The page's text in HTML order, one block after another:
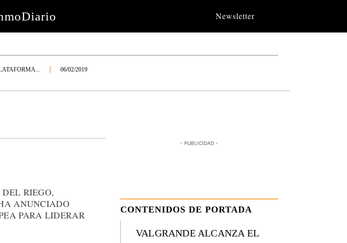
Newsletter
06/02/2019
RIEGO,
ANUNCIADO
PARA LIDERAR
- PUBLICIDAD -
CONTENIDOS DE PORTADA
VALGRANDE ALCANZA EL